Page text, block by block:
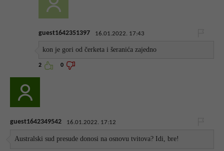
guest1642351397 16.01.2022. 17:43
kon je gori od čerketa i šeranića zajedno
2 0
guest1642349542 16.01.2022. 17:12
Australski sud presude donosi na osnovu tvitova? Idi, bre!